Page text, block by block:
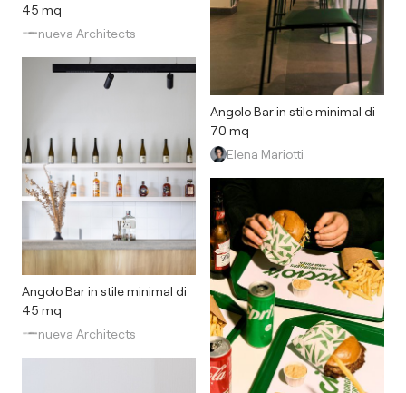
45 mq
nueva Architects
Angolo Bar in stile minimal di
45 mq
nueva Architects
Angolo Bar in stile minimal di
70 mq
Elena Mariotti